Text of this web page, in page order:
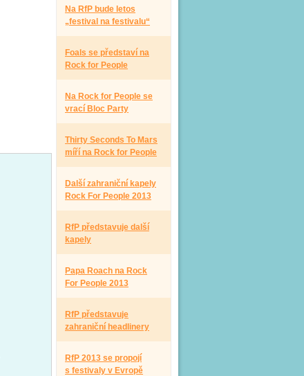
Na RfP bude letos
„festival na festivalu“
Foals se představí na
Rock for People
Na Rock for People se
vrací Bloc Party
Thirty Seconds To Mars
míří na Rock for People
Další zahraniční kapely
Rock For People 2013
RfP představuje další
kapely
Papa Roach na Rock
For People 2013
RfP představuje
zahraniční headlinery
RfP 2013 se propojí
s festivaly v Evropě